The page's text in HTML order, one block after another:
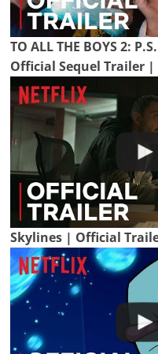
TO ALL THE BOYS 2:
Official Sequel Trailer
Skylines | Official